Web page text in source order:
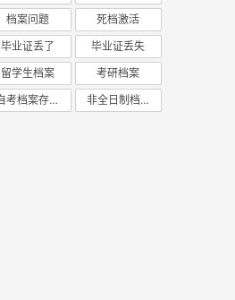
档案问题 死档激活
毕业证丢了 毕业证丢失
留学生档案 考研档案
自考档案存放 非全日制档案